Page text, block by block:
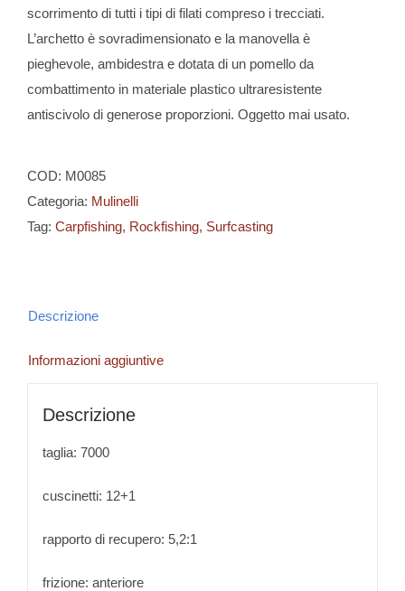
scorrimento di tutti i tipi di filati compreso i trecciati.
L’archetto è sovradimensionato e la manovella è
pieghevole, ambidestra e dotata di un pomello da
combattimento in materiale plastico ultraresistente
antiscivolo di generose proporzioni. Oggetto mai usato.
COD: M0085
Categoria: Mulinelli
Tag: Carpfishing, Rockfishing, Surfcasting
Descrizione
Informazioni aggiuntive
Descrizione
taglia: 7000
cuscinetti: 12+1
rapporto di recupero: 5,2:1
frizione: anteriore